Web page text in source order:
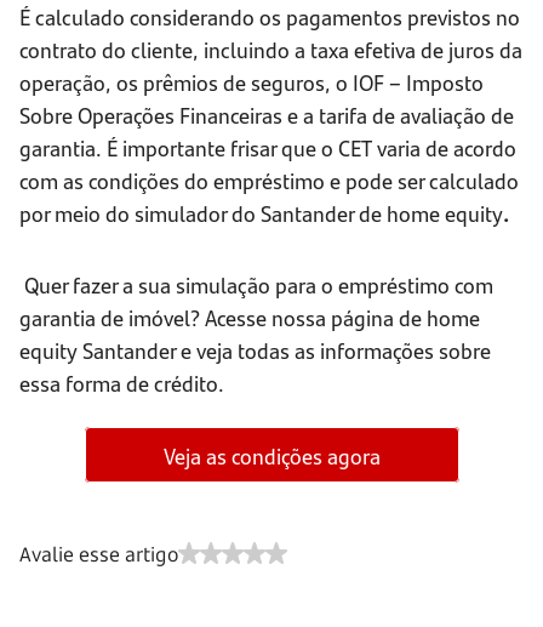
É calculado considerando os pagamentos previstos no
contrato do cliente, incluindo a taxa efetiva de juros da
operação, os prêmios de seguros, o IOF – Imposto
Sobre Operações Financeiras e a tarifa de avaliação de
garantia. É importante frisar que o CET varia de acordo
com as condições do empréstimo e pode ser calculado
por meio do simulador do Santander de home equity.
Quer fazer a sua simulação para o empréstimo com
garantia de imóvel? Acesse nossa página de home
equity Santander e veja todas as informações sobre
essa forma de crédito.
Veja as condições agora
Avalie esse artigo